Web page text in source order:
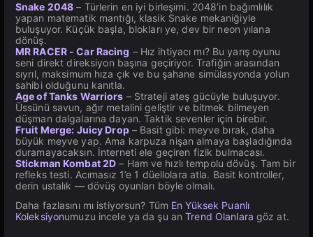
Snake 2048 – Türlerin en iyi birleşimi. 2048’in bağımlılık
yapan matematik mantığı, klasik Snake mekaniğiyle
buluşuyor. Küçük başla, blokları ye, dev bir neon yılana
dönüş.
MR RACER - Car Racing – Hız ihtiyacı mı? Bu yarış oyunu
seni direkt direksiyon başına geçiriyor. Trafiğin arasından
sıyrıl, maksimum hıza çık ve bu şahane simülasyonda yolun
sahibi olduğunu kanıtla.
Age of Tanks Warriors – Strateji ateş gücüyle buluşuyor.
Üssünü savun, ağır metalini geliştir ve bitmek bilmeyen
düşman dalgalarına dayan. Taktik sevenler için birebir.
Fruit Merge: Juicy Drop– Basit gibi: meyve bırak, daha
büyük meyve yap. Ama karpuza nişan almaya başladığında
duramayacaksın. İnterneti ele geçiren fizik bulmacası.
Stickman Kombat 2D – Ham ve hızlı tempolu dövüş. Tam bir
refleks testi. Acımasız 1’e 1 düellolara atla. Basit kontroller,
derin ustalık — dövüş oyunları böyle olmalı.
Daha fazlasını mı istiyorsun? Tüm En Yüksek Puanlı
Koleksiyonumuzu incele ya da şu anTrend Olanlara göz at.